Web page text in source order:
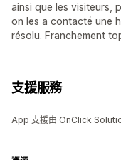
ainsi que les visiteurs,
on les a contacté une
résolu. Franchement
支援服務
App 支援由 OnClick